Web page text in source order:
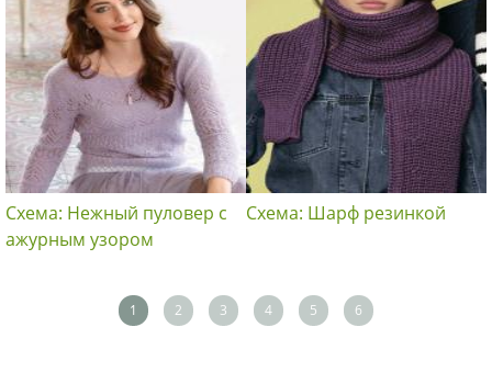
Схема: Нежный пуловер с
ажурным узором
Схема: Шарф резинкой
1 2 3 4 5 6